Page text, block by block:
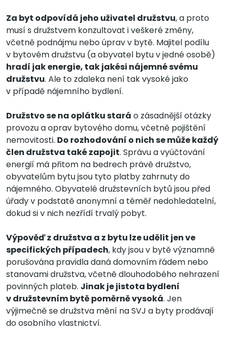
Za byt odpovídá jeho uživatel družstvu, a proto
musí s družstvem konzultovat i veškeré změny,
včetně podnájmu nebo úprav v bytě. Majitel podílu
v bytovém družstvu (a obyvatel bytu v jedné osobě)
hradí jak energie, tak jakési nájemné svému
družstvu. Ale to zdaleka není tak vysoké jako
v případě nájemního bydlení.
Družstvo se na oplátku stará o zásadnější otázky
provozu a oprav bytového domu, včetně pojištění
nemovitosti. Do rozhodování o nich se může každý
člen družstva také zapojit. Správu a vyúčtování
energií má přitom na bedrech právě družstvo,
obyvatelům bytu jsou tyto platby zahrnuty do
nájemného. Obyvatelé družstevních bytů jsou před
úřady v podstatě anonymní a téměř nedohledatelní,
dokud si v nich nezřídí trvalý pobyt.
Výpověď z družstva a z bytu lze udělit jen ve
specifických případech, kdy jsou v bytě významně
porušována pravidla daná domovním řádem nebo
stanovami družstva, včetně dlouhodobého nehrazení
povinných plateb. Jinak je jistota bydlení
v družstevním bytě poměrně vysoká. Jen
výjimečně se družstva mění na SVJ a byty prodávají
do osobního vlastnictví.